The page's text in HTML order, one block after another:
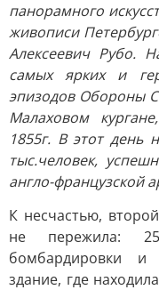
панорамного
живописи
Алексеевич Рубо.
самых ярких и
эпизодов Обороны
Малаховом
1855г. В этот день
тыс.человек,
англо-французской
К несчастью,
не пережила:
бомбардировки и
здание, где